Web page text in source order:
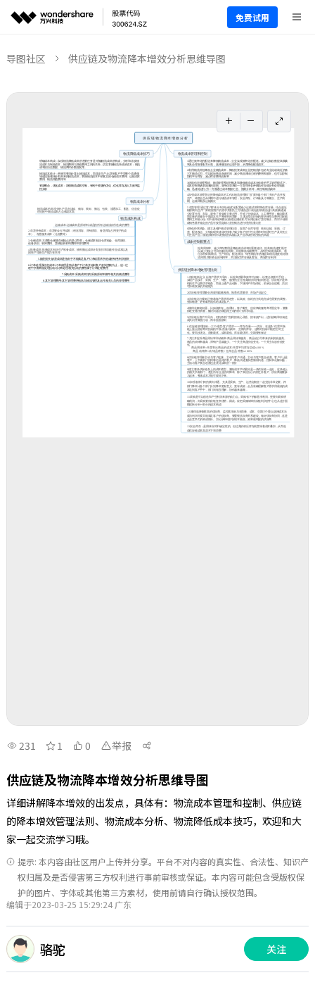
免费试用
导图社区 供应链及物流降本增效分析思维导图
231 1 0 举报
供应链及物流降本增效分析思维导图
详细讲解降本增效的出发点，具体有：物流成本管理和控制、供应链
的降本增效管理法则、物流成本分析、物流降低成本技巧，欢迎和大
家一起交流学习哦。
提示: 本内容由社区用户上传并分享。平台不对内容的真实性、合法性、知识产
权归属及是否侵害第三方权利进行事前审核或保证。本内容可能包含受版权保
护的图片、字体或其他第三方素材，使用前请自行确认授权范围。
编辑于2023-03-25 15:29:24 广东
骆驼 关注